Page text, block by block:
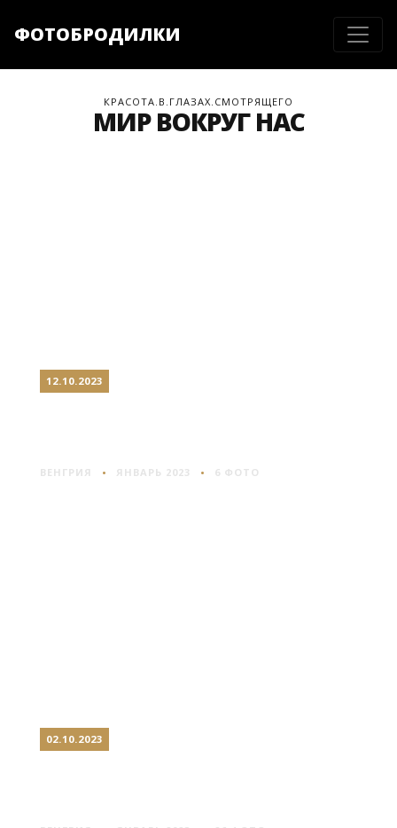
ФОТОБРОДИЛКИ
КРАСОТА.В.ГЛАЗАХ.СМОТРЯЩЕГО
МИР ВОКРУГ НАС
12.10.2023
ВЕНГРИЯ ЯНВАРЬ 2023 6 ФОТО
02.10.2023